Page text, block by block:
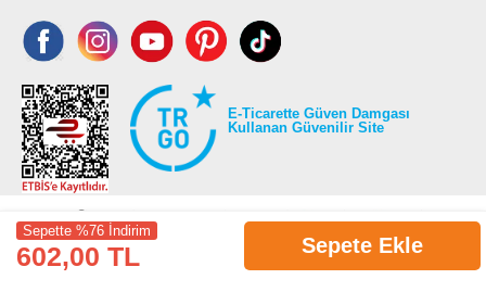
Sepette %76 İndirim
602,00 TL Sepete Ekle
E-Ticarette Güven Damgası
Kullanan Güvenilir Site
©2026 Tüm modaselvim.com hakları saklıdır.